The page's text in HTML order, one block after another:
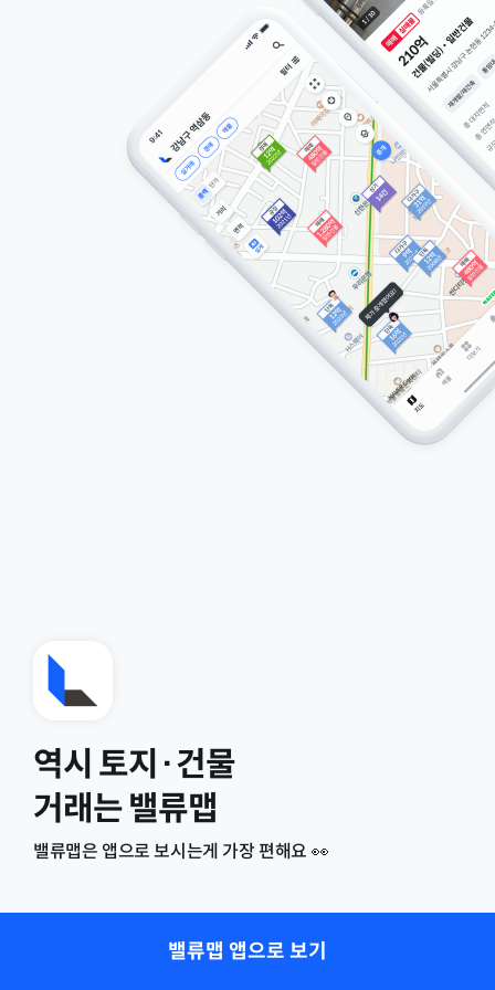
역시 토지·건물
거래는 밸류맵
밸류맵은 앱으로 보시는게 가장 편해요 👀
밸류맵 앱으로 보기